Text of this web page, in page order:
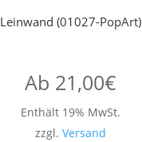
Leinwand (01027-PopArt)
Ab 21,00€
Enthält 19% MwSt.
zzgl. Versand